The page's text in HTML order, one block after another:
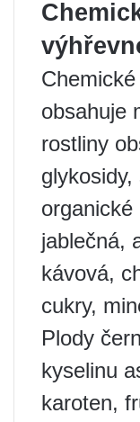
obsahuje
rostliny
organické
jablečná,
kávová,
cukry,
Plody
kyselinu
karoten,